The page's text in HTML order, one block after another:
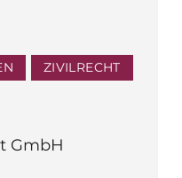
ZIVILRECHT
GmbH